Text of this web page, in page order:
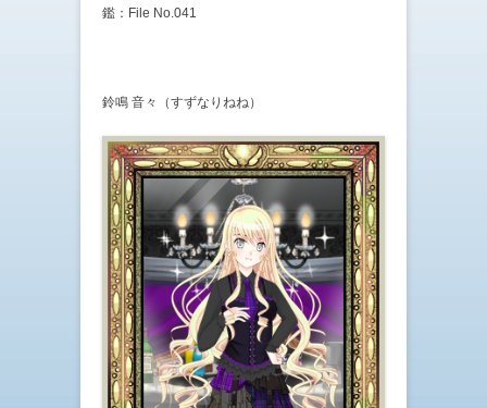
鑑：File No.041
鈴鳴 音々（すずなりねね）